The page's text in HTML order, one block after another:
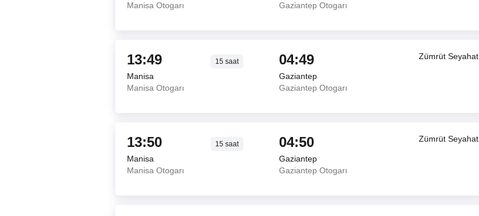
Manisa Otogarı
Gaziantep Otogarı
13:49 15 saat
Manisa
Manisa Otogarı
04:49
Gaziantep
Gaziantep Otogarı
Zümrüt Seyahat
13:50 15 saat
Manisa
Manisa Otogarı
04:50
Gaziantep
Gaziantep Otogarı
Zümrüt Seyahat